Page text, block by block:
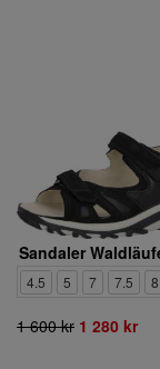
4.5 5 7 7.5 8
1 600 kr 1 280 kr